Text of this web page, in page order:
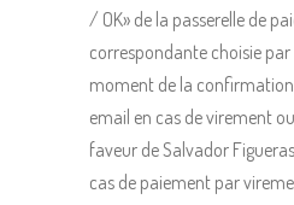
/ OK» de la passerelle de
correspondante choisie
moment de la
email en cas de virement
faveur de Salvador
cas de paiement par